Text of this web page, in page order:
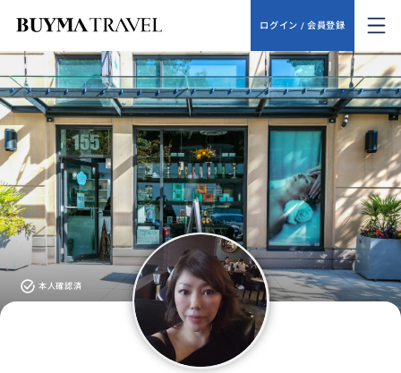
ログイン / 会員登録
本人確認済